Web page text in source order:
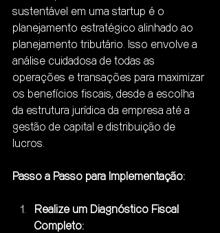
sustentável em uma startup é o
planejamento estratégico alinhado ao
planejamento tributário. Isso envolve a
análise cuidadosa de todas as
operações e transações para maximizar
os benefícios fiscais, desde a escolha
da estrutura jurídica da empresa até a
gestão de capital e distribuição de
lucros.
Passo a Passo para Implementação:
Realize um Diagnóstico Fiscal
Completo: